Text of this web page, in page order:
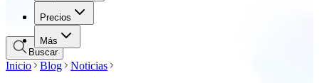
Precios
Más
Precios
Buscar
Inicio Blog
Noticias